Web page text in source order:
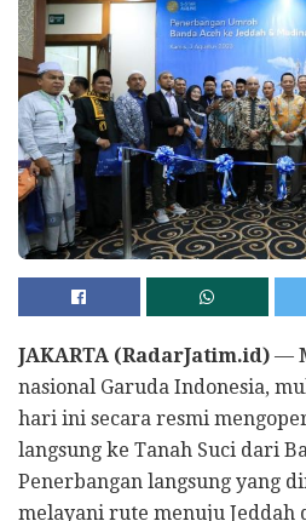
JAKARTA (RadarJatim.id) —
nasional Garuda Indonesia,
hari ini secara resmi
langsung ke Tanah Suci dari
Penerbangan langsung yang
melayani rute menuju Jeddah